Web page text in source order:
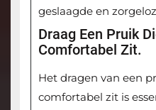
geslaagde en
Draag Een Pruik
Comfortabel Zit.
Het dragen van een
comfortabel zit is